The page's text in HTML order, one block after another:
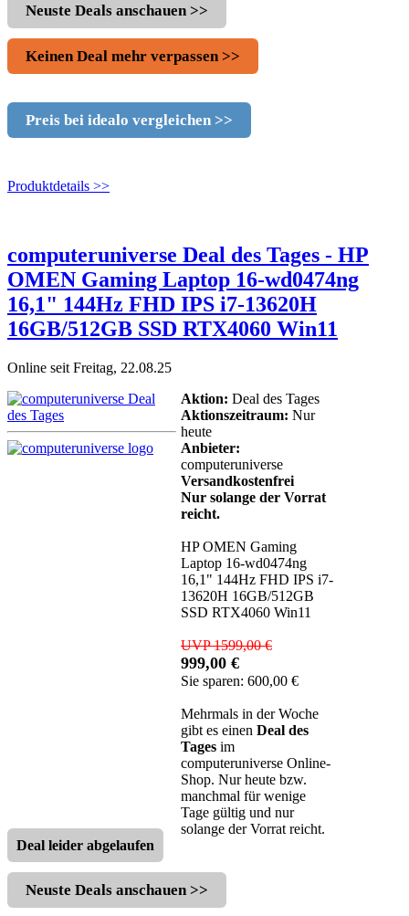
Neuste Deals anschauen >>
Keinen Deal mehr verpassen >>
Preis bei idealo vergleichen >>
Produktdetails >>
computeruniverse Deal des Tages - HP
OMEN Gaming Laptop 16-wd0474ng
16,1" 144Hz FHD IPS i7-13620H
16GB/512GB SSD RTX4060 Win11
Online seit Freitag, 22.08.25
Aktion: Deal des Tages
Aktionszeitraum: Nur
heute
Anbieter:
computeruniverse
Versandkostenfrei
Nur solange der Vorrat
reicht.
HP OMEN Gaming
Laptop 16-wd0474ng
16,1" 144Hz FHD IPS i7-
13620H 16GB/512GB
SSD RTX4060 Win11
UVP 1599,00 €
999,00 €
Sie sparen: 600,00 €
Mehrmals in der Woche
gibt es einen Deal des
Tages im
computeruniverse Online-
Shop. Nur heute bzw.
manchmal für wenige
Tage gültig und nur
solange der Vorrat reicht.
Deal leider abgelaufen
Neuste Deals anschauen >>